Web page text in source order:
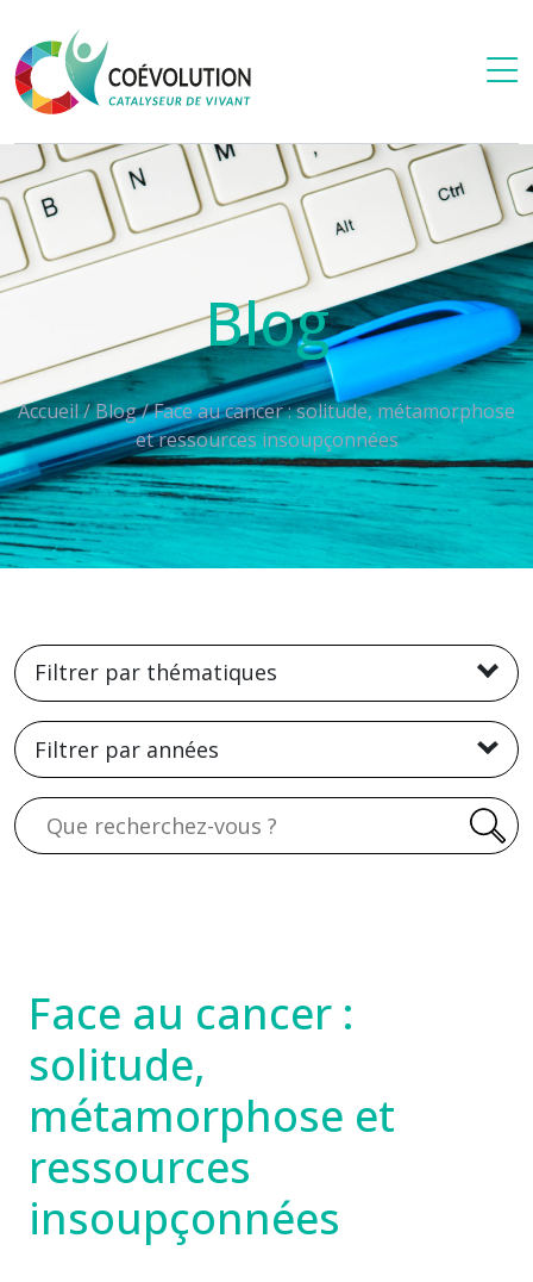
Blog
Accueil/Blog/Face au cancer : solitude, métamorphose
et ressources insoupçonnées
Filtrer par thématiques
Filtrer par années
Face au cancer :
solitude,
métamorphose et
ressources
insoupçonnées